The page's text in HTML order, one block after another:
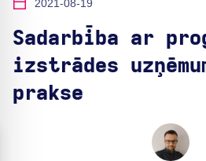
2021-08-19
Sadarbība ar
izstrādes
prakse